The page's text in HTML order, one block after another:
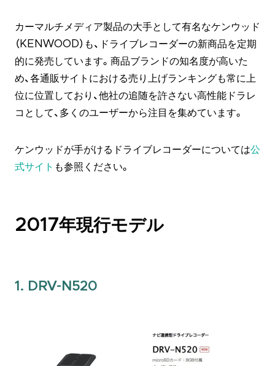
カーマルチメディア製品の大手として有名なケンウッド
（KENWOOD）も、ドライブレコーダーの新商品を定期
的に発売しています。商品ブランドの知名度が高いた
め、各通販サイトにおける売り上げランキングも常に上
位に位置しており、他社の追随を許さない高性能ドラレ
コとして、多くのユーザーから注目を集めています。
ケンウッドが手がけるドライブレコーダーについては公
式サイト も参照ください。
2017年現行モデル
1. DRV-N520